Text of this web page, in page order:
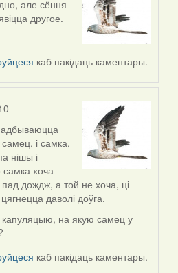
але сёння
другое.
каб пакідаць каментары.
адбываюцца
і самка,
нішы і
хоча
дождж, а той не хоча, ці
даволі доўга.
на якую самец у
каб пакідаць каментары.